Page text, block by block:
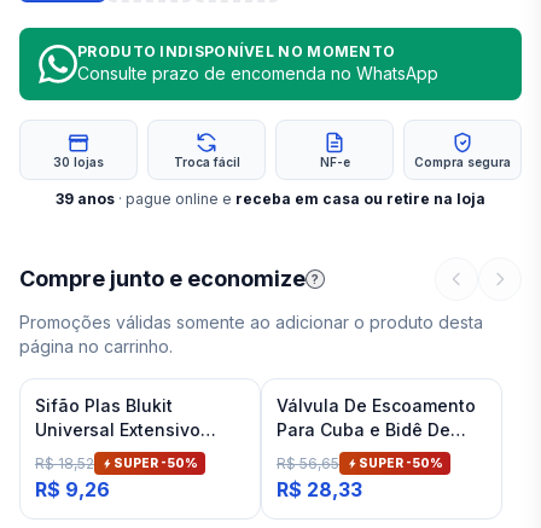
Compre junto e economize ?
Promoções válidas somente ao adicionar o produto desta
página no carrinho.
Sifão Plas Blukit
Universal Extensivo
Branco
R$ 18,52 SUPER -50%
R$ 9,26
Válvula De Escoamento
Para Cuba e Bidê De
Banheiro Cromado Deca
R$ 56,65 SUPER -50%
R$ 28,33
PRODUTO INDISPONÍVEL NO MOMENTO
Consulte prazo de encomenda no WhatsApp
30 lojas Troca fácil NF-e Compra segura
39 anos · pague online e receba em casa ou retire na loja